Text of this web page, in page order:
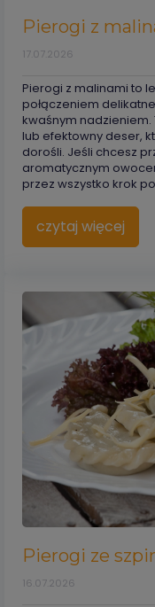
Pierogi z
17.07.2026
Pierogi z malinami to
połączeniem
kwaśnym nadzieniem.
lub efektowny deser,
dorośli. Jeśli chcesz
aromatycznym
przez wszystko krok
czytaj więcej
Pierogi ze
16.07.2026